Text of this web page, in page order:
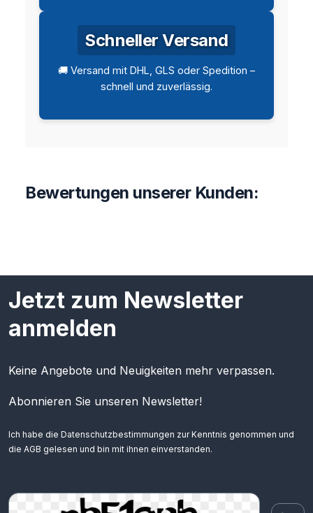
Schneller Versand
🚚 Versand mit DHL, GLS oder Spedition –
schnell und zuverlässig.
Bewertungen unserer Kunden:
Jetzt zum Newsletter
anmelden
Keine Angebote und Neuigkeiten mehr verpassen.
Abonnieren Sie unseren Newsletter!
Ich habe die Datenschutzbestimmungen zur Kenntnis genommen und
die AGB gelesen und bin mit ihnen einverstanden.